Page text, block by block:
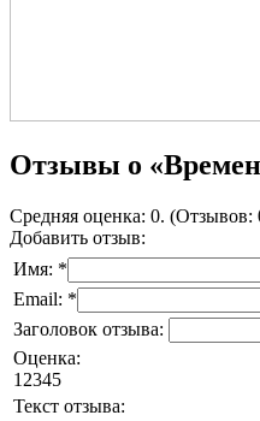
Отзывы о
Средняя оценка: 0. (Отзывов:
Добавить отзыв:
Имя: *
Email: *
Заголовок отзыва:
Оценка:
1 2345
Текст отзыва: